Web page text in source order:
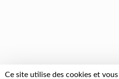
Ce site utilise des cookies et